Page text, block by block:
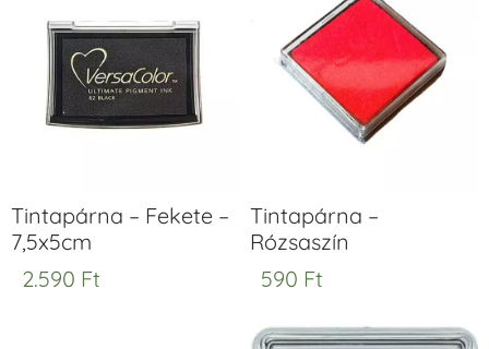
Tintapárna – Fekete –
7,5x5cm
2.590 Ft
Tintapárna –
Rózsaszín
590 Ft